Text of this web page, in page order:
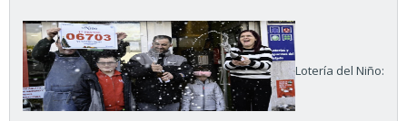
Lotería del Niño: